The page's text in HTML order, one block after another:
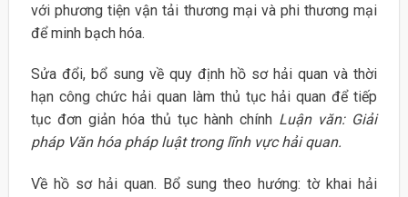
với phương tiện vận tải thương mại và phi thương mại
để minh bạch hóa.
Sửa đổi, bổ sung về quy định hồ sơ hải quan và thời
hạn công chức hải quan làm thủ tục hải quan để tiếp
tục đơn giản hóa thủ tục hành chính Luận văn: Giải
pháp Văn hóa pháp luật trong lĩnh vực hải quan.
Về hồ sơ hải quan. Bổ sung theo hướng: tờ khai hải